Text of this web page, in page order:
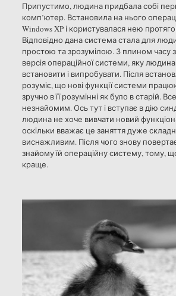
Припустимо, людина придбала собі
комп’ютер. Встановила на нього
Windows XP і користувалася нею
Відповідно дана система стала для
простою та зрозумілою. З плином часу
версія операційної системи, яку
встановити і випробувати. Після
розуміє, що нові функції системи
зручно в її розумінні як було в старій.
незнайомим. Ось тут і вступає в дію
людина не хоче вивчати новий
оскільки вважає це заняття дуже
виснажливим. Після чого знову
знайому їй операційну систему, тому,
краще.